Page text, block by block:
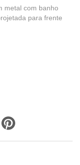
metal com banho
para frente